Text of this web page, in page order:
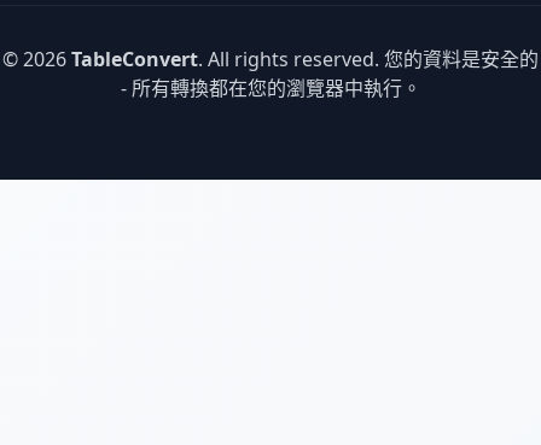
© 2026TableConvert. All rights reserved. 您的資料是安全的
- 所有轉換都在您的瀏覽器中執行。